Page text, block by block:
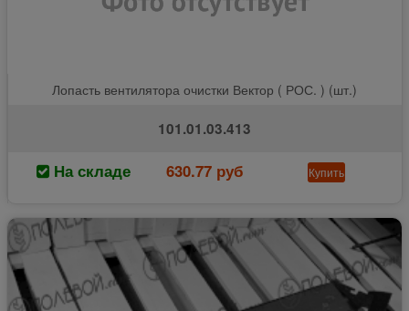
Лопасть вентилятора очистки Вектор ( РОС. ) (шт.)
101.01.03.413
На складе 630.77 руб Купить